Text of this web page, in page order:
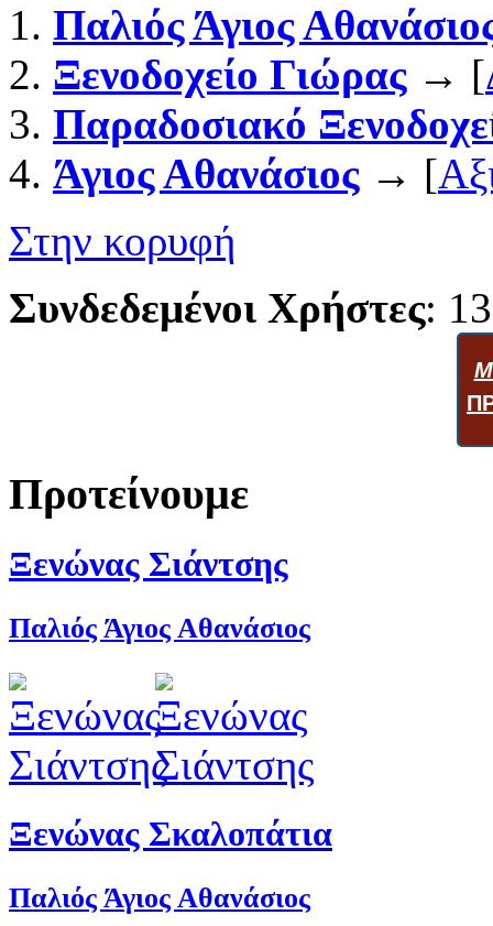
Παλιός Άγιος
Ξενοδοχείο Γιώρας→ [
Παραδοσιακό
Άγιος Αθανάσιος→ [
Στην κορυφή
Συνδεδεμένοι Χρήστες: 13
Προτείνουμε
Ξενώνας Σιάντσης
Παλιός Άγιος Αθανάσιος
Ξενώνας Σκαλοπάτια
Παλιός Άγιος Αθανάσιος